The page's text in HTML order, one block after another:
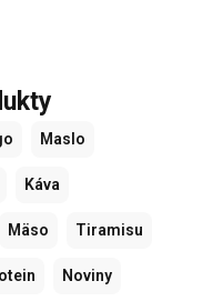
Maslo
Káva
Mäso Tiramisu
Noviny